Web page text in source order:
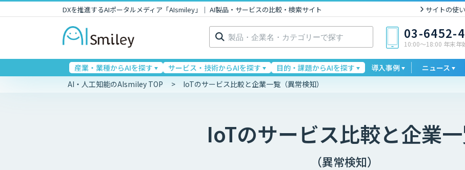
DXを推進するAIポータルメディア「AIsmiley」｜ AI製品・サービスの比較・検索サイト サイトの使
検
索: 03-6452-
10:00〜18:00 年末年
産業・業種からAIを探す サービス・技術からAIを探す 目的・課題からAIを探す 導入事例 ニュース
AI・人工知能のAIsmiley TOP IoTのサービス比較と企業一覧（異常検知）
IoTのサービス比較と企業
（異常検知）